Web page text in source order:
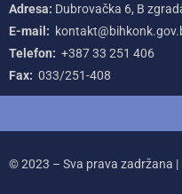
Adresa: Dubrovačka 6, B
E-mail:
Telefon: +387‌ 33‌ 251‌ 406
Fax: 033/251-408
© 2023 – Sva prava zadržana |